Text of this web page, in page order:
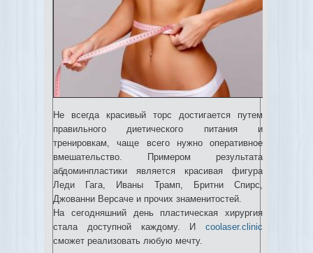
Не всегда красивый торс достигается путем
правильного диетического питания и
тренировкам, чаще всего нужно оперативное
вмешательство. Примером результата
абдоминпластики является красивая фигура
Леди Гага, Иваны Трамп, Бритни Спирс,
Джованни Версаче и прочих знаменитостей.
На сегодняшний день пластическая хирургия
стала доступной каждому. И coolaser.clinic
сможет реализовать любую мечту.